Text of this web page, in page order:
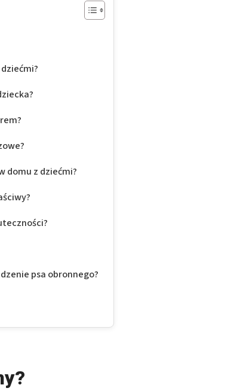
domu z dziećmi?
psa obronnego?